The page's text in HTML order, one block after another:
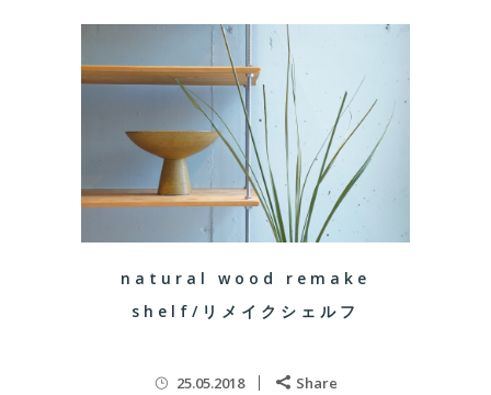
natural wood remake
shelf/リメイクシェルフ
25.05.2018 Share